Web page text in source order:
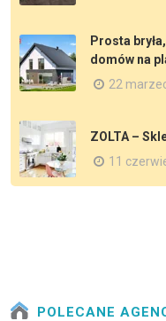
Prosta
domów na
22
ZOLTA –
11
POLECANE